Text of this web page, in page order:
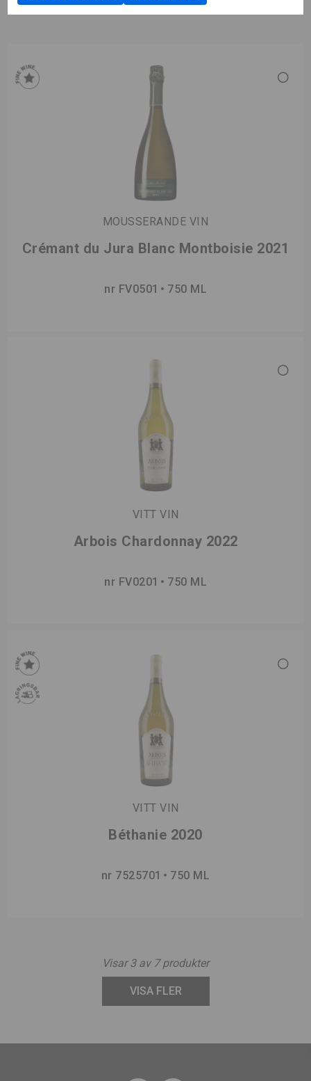
MOUSSERANDE VIN
Crémant du Jura Blanc Montboisie 2021
nr FV0501 750 ML
VITT VIN
Arbois Chardonnay 2022
nr FV0201 750 ML
VITT VIN
Béthanie 2020
nr 7525701 750 ML
Visar3av 7produkter
VISA FLER